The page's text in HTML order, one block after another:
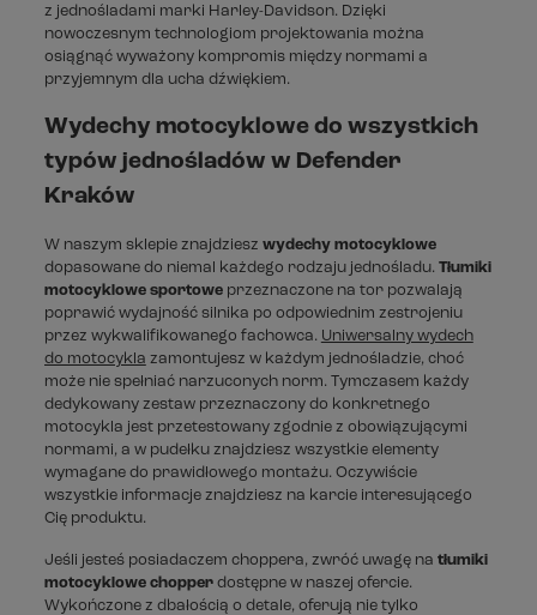
z jednośladami marki Harley-Davidson. Dzięki
nowoczesnym technologiom projektowania można
osiągnąć wyważony kompromis między normami a
przyjemnym dla ucha dźwiękiem.
Wydechy motocyklowe do wszystkich
typów jednośladów w Defender
Kraków
W naszym sklepie znajdziesz wydechy motocyklowe
dopasowane do niemal każdego rodzaju jednośladu. Tłumiki
motocyklowe sportowe przeznaczone na tor pozwalają
poprawić wydajność silnika po odpowiednim zestrojeniu
przez wykwalifikowanego fachowca. Uniwersalny wydech
do motocykla zamontujesz w każdym jednośladzie, choć
może nie spełniać narzuconych norm. Tymczasem każdy
dedykowany zestaw przeznaczony do konkretnego
motocykla jest przetestowany zgodnie z obowiązującymi
normami, a w pudełku znajdziesz wszystkie elementy
wymagane do prawidłowego montażu. Oczywiście
wszystkie informacje znajdziesz na karcie interesującego
Cię produktu.
Jeśli jesteś posiadaczem choppera, zwróć uwagę na tłumiki
motocyklowe chopperdostępne w naszej ofercie.
Wykończone z dbałością o detale, oferują nie tylko